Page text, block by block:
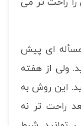
ای پیش
ولی از هفته
این روش به
راحت تر نه